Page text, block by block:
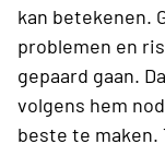
kan betekenen.
problemen en
gepaard gaan.
volgens hem
beste te maken.